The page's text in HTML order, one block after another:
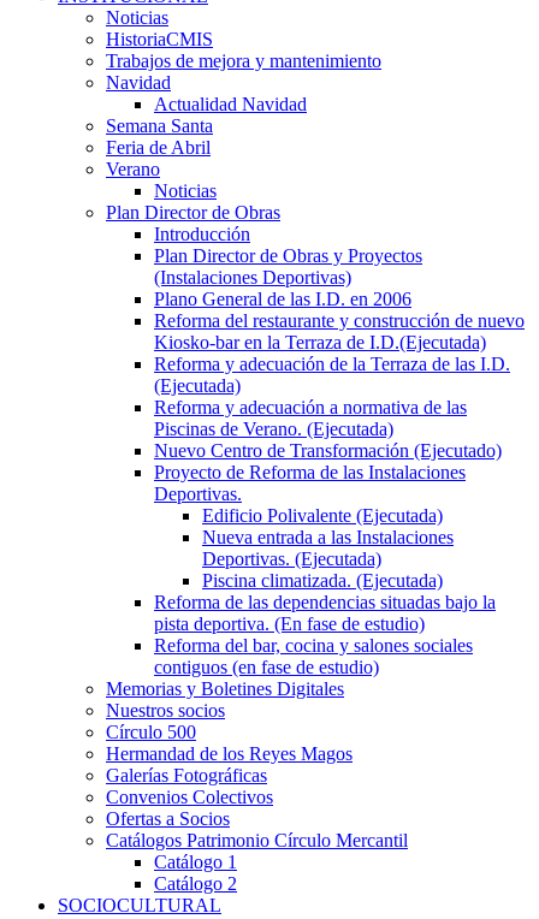
Noticias
HistoriaCMIS
Trabajos de mejora y mantenimiento
Navidad
Actualidad Navidad
Semana Santa
Feria de Abril
Verano
Noticias
Plan Director de Obras
Introducción
Plan Director de Obras y Proyectos
(Instalaciones Deportivas)
Plano General de las I.D. en 2006
Reforma del restaurante y construcción de nuevo
Kiosko-bar en la Terraza de I.D.(Ejecutada)
Reforma y adecuación de la Terraza de las I.D.
(Ejecutada)
Reforma y adecuación a normativa de las
Piscinas de Verano. (Ejecutada)
Nuevo Centro de Transformación (Ejecutado)
Proyecto de Reforma de las Instalaciones
Deportivas.
Edificio Polivalente (Ejecutada)
Nueva entrada a las Instalaciones
Deportivas. (Ejecutada)
Piscina climatizada. (Ejecutada)
Reforma de las dependencias situadas bajo la
pista deportiva. (En fase de estudio)
Reforma del bar, cocina y salones sociales
contiguos (en fase de estudio)
Memorias y Boletines Digitales
Nuestros socios
Círculo 500
Hermandad de los Reyes Magos
Galerías Fotográficas
Convenios Colectivos
Ofertas a Socios
Catálogos Patrimonio Círculo Mercantil
Catálogo 1
Catálogo 2
SOCIOCULTURAL